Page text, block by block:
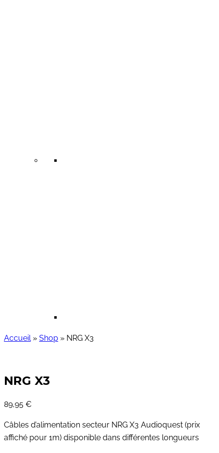
Accueil» Shop » NRG X3
NRG X3
89,95 €
Câbles d’alimentation secteur NRG X3 Audioquest (prix
affiché pour 1m) disponible dans différentes longueurs